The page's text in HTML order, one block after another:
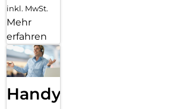
inkl. MwSt.
Mehr
erfahren
Handy